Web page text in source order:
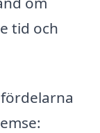
tid och